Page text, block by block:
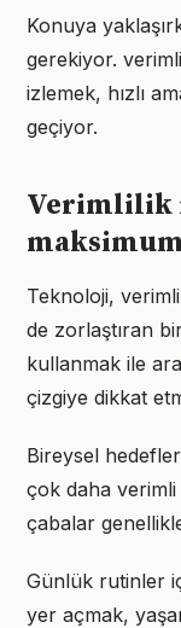
Konuya
gerekiyor.
izlemek, hızlı
geçiyor.
Verimlilik
Teknoloji,
de zorlaştıran
kullanmak ile
çizgiye dikkat
Bireysel
çok daha
çabalar
Günlük rutinler
yer açmak,